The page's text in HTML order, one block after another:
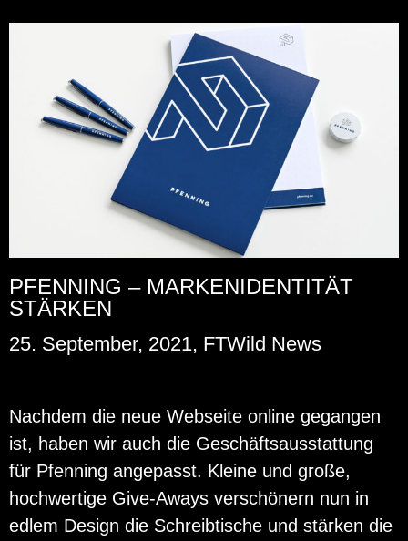
PFENNING – MARKENIDENTITÄT
STÄRKEN
25. September, 2021, FTWild News
Nach­dem die neue Web­sei­te on­line ge­gan­gen
ist, haben wir auch die Ge­schäfts­aus­stat­tung
für Pfen­ning an­ge­passt. Klei­ne und große,
hoch­wer­ti­ge Gi­ve-Aways ver­schö­nern nun in
edlem De­sign die Schreib­ti­sche und stär­ken die